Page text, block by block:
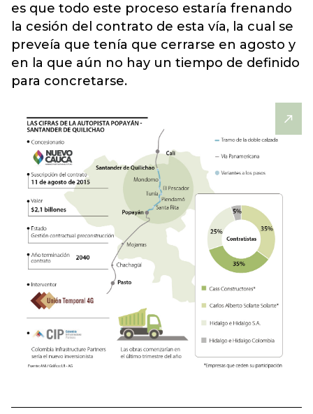
es que todo este proceso estaría frenando
la cesión del contrato de esta vía, la cual se
preveía que tenía que cerrarse en agosto y
en la que aún no hay un tiempo de definido
para concretarse.